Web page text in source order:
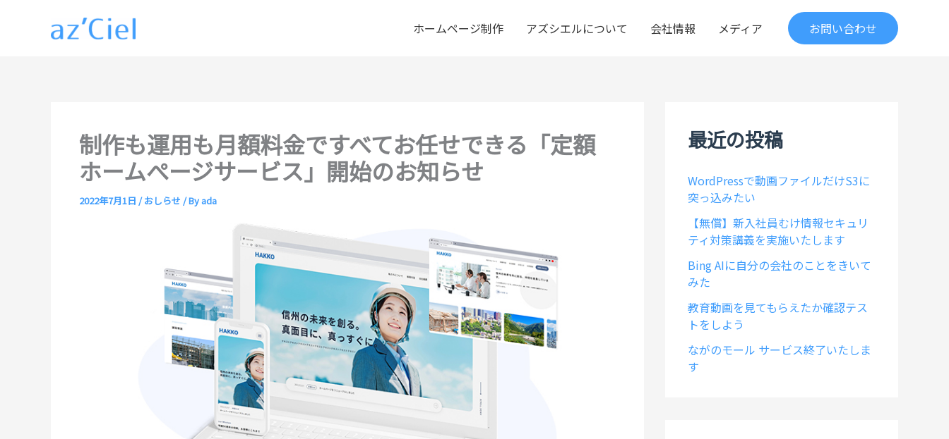
ホームページ制作 アズシエルについて 会社情報 メディア お問い合わせ
制作も運用も月額料金ですべてお任せできる「定額
ホームぺージサービス」開始のお知らせ
2022年7月1日 /おしらせ / Byada
最近の投稿
WordPressで動画ファイルだけS3に
突っ込みたい
【無償】新入社員むけ情報セキュリ
ティ対策講義を実施いたします
Bing AIに自分の会社のことをきいて
みた
教育動画を見てもらえたか確認テス
トをしよう
ながのモール サービス終了いたしま
す